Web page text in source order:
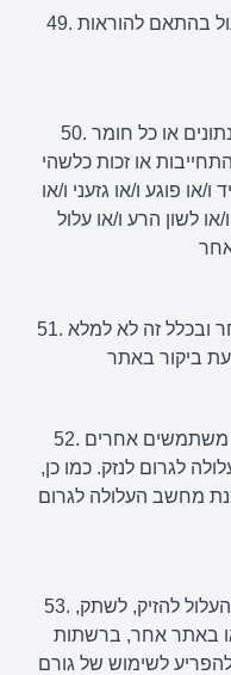
49. המשתמש מתחייב בזאת באופן לפעול בהתאם להוראות
50. לא לכתוב כל הודעה, להעביר מידע, נתונים או כל חומר
או זכות כלשהי
ו/או פוגע ו/או גזעני ו/או
לשון הרע ו/או עלול
51. לא להתחזות לאדם ו/או לכל גורם אחר ובכלל זה לא למלא
52. לא להכניס מידע לאתר העלול לשדל משתמשים אחרים
לגרום לנזק. כמו כן,
מחשב העלולה לגרום
53. לא להשתמש באתר ובתכנים באופן העלול להזיק, לשתק,
באתר אחר, ברשתות
לשימוש של גורם